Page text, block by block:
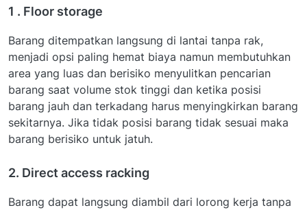
1 . Floor storage
Barang ditempatkan langsung di lantai tanpa rak,
menjadi opsi paling hemat biaya namun membutuhkan
area yang luas dan berisiko menyulitkan pencarian
barang saat volume stok tinggi dan ketika posisi
barang jauh dan terkadang harus menyingkirkan barang
sekitarnya. Jika tidak posisi barang tidak sesuai maka
barang berisiko untuk jatuh.
2. Direct access racking
Barang dapat langsung diambil dari lorong kerja tanpa